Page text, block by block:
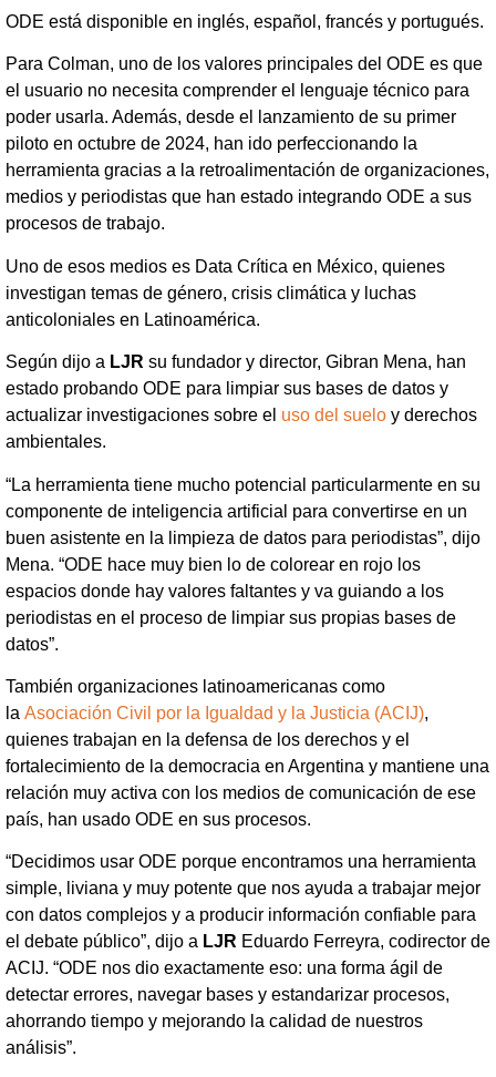
ODE está disponible en inglés, español, francés y portugués.
Para Colman, uno de los valores principales del ODE es que
el usuario no necesita comprender el lenguaje técnico para
poder usarla. Además, desde el lanzamiento de su primer
piloto en octubre de 2024, han ido perfeccionando la
herramienta gracias a la retroalimentación de organizaciones,
medios y periodistas que han estado integrando ODE a sus
procesos de trabajo.
Uno de esos medios es Data Crítica en México, quienes
investigan temas de género, crisis climática y luchas
anticoloniales en Latinoamérica.
Según dijo a LJR su fundador y director, Gibran Mena, han
estado probando ODE para limpiar sus bases de datos y
actualizar investigaciones sobre el uso del suelo y derechos
ambientales.
“La herramienta tiene mucho potencial particularmente en su
componente de inteligencia artificial para convertirse en un
buen asistente en la limpieza de datos para periodistas”, dijo
Mena. “ODE hace muy bien lo de colorear en rojo los
espacios donde hay valores faltantes y va guiando a los
periodistas en el proceso de limpiar sus propias bases de
datos”.
También organizaciones latinoamericanas como
la Asociación Civil por la Igualdad y la Justicia (ACIJ),
quienes trabajan en la defensa de los derechos y el
fortalecimiento de la democracia en Argentina y mantiene una
relación muy activa con los medios de comunicación de ese
país, han usado ODE en sus procesos.
“Decidimos usar ODE porque encontramos una herramienta
simple, liviana y muy potente que nos ayuda a trabajar mejor
con datos complejos y a producir información confiable para
el debate público”, dijo a LJR Eduardo Ferreyra, codirector de
ACIJ. “ODE nos dio exactamente eso: una forma ágil de
detectar errores, navegar bases y estandarizar procesos,
ahorrando tiempo y mejorando la calidad de nuestros
análisis”.